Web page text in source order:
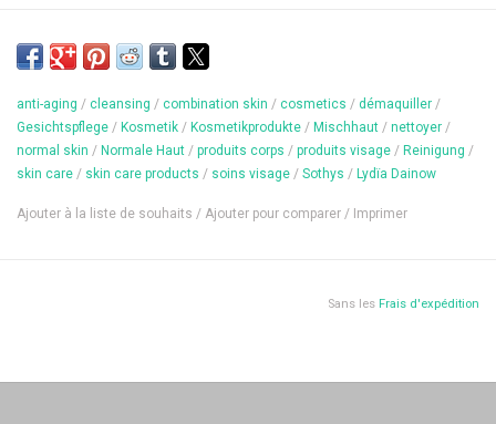
améliore durablement sa structure.
Contenu: 75 ml
anti-aging / cleansing / combination skin / cosmetics / démaquiller /
Gesichtspflege / Kosmetik / Kosmetikprodukte / Mischhaut / nettoyer /
normal skin / Normale Haut / produits corps / produits visage / Reinigung /
skin care / skin care products / soins visage / Sothys / Lydïa Dainow
Ajouter à la liste de souhaits / Ajouter pour comparer / Imprimer
Sans les Frais d'expédition